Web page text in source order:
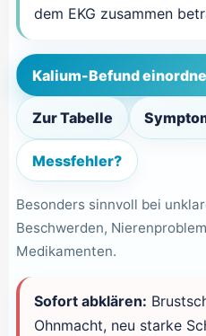
dem EKG zusammen
Kalium-Befund
Zur Tabelle
Messfehler?
Besonders sinnvoll bei
Beschwerden,
Medikamenten.
Sofort abklären:
Ohnmacht, neu starke